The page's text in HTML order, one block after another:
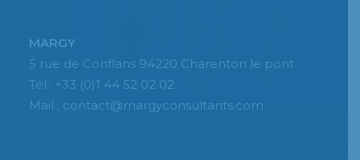
MARGY
5 rue de Conflans 94220 Charenton le pont
Tél.: +33 (0)1 44 52 02 02
Mail : contact@margyconsultants.com